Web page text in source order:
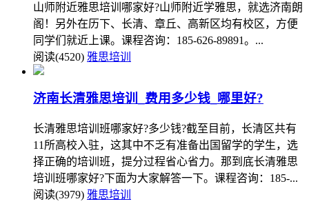
山师附近雅思培训哪家好?山师附近学雅思，就选济南朗
阁！另外在历下、长清、章丘、高新区均有校区，方便
同学们就近上课。课程咨询：185-626-89891。...
阅读(4520) 雅思培训
济南长清雅思培训_费用多少钱_哪里好?
长清雅思培训班哪家好?多少钱?截至目前，长清区共有
11所高校入驻，这其中不乏有准备出国留学的学生，选
择正确的培训班，提分过程省心省力。那到底长清雅思
培训班哪家好?下面为大家解答一下。课程咨询：185-...
阅读(3979) 雅思培训